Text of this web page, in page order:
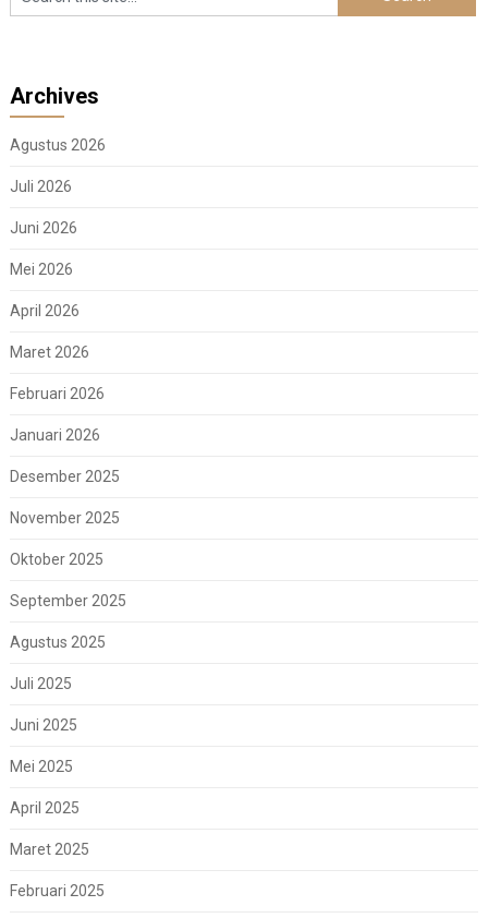
Archives
Agustus 2026
Juli 2026
Juni 2026
Mei 2026
April 2026
Maret 2026
Februari 2026
Januari 2026
Desember 2025
November 2025
Oktober 2025
September 2025
Agustus 2025
Juli 2025
Juni 2025
Mei 2025
April 2025
Maret 2025
Februari 2025